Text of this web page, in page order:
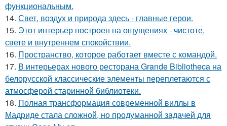
функциональным.
14. Свет, воздух и природа здесь - главные герои.
15. Этот интерьер построен на ощущениях - чистоте,
свете и внутреннем спокойствии.
16. Пространство, которое работает вместе с командой.
17. В интерьерах нового ресторана Grande Bibliotheca на
белорусской классические элементы переплетаются с
атмосферой старинной библиотеки.
18. Полная трансформация современной виллы в
Мадриде стала сложной, но продуманной задачей для